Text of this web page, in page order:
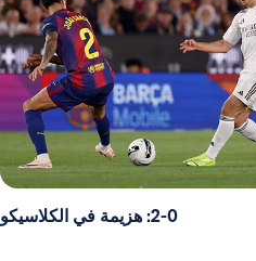
2-0: هزيمة في الكلاسيكو